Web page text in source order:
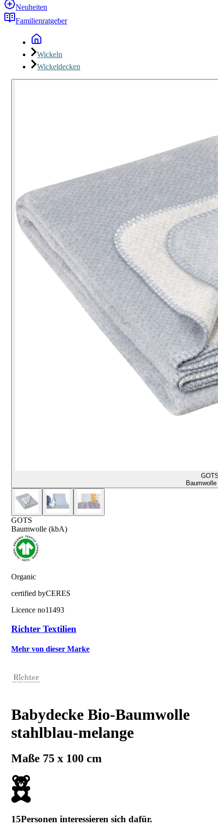
Neuheiten
Familienratgeber
Wickeln
Wickeldecken
GOTS
Baumwolle (kbA)
Organic
certified byCERES
Licence no11493
Richter Textilien
Mehr von dieser Marke
Babydecke Bio-Baumwolle
stahlblau-melange
Maße 75 x 100 cm
15Personen interessieren sich dafür.